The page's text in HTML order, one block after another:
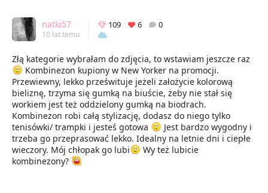
natki57
10 lat temu
109 6 0
Złą kategorie wybrałam do zdjęcia, to wstawiam jeszcze raz
Kombinezon kupiony w New Yorker na promocji.
Przewiewny, lekko prześwituje jeżeli założycie kolorową
bieliznę, trzyma się gumką na biuście, żeby nie stał się
workiem jest też oddzielony gumką na biodrach.
Kombinezon robi całą stylizację, dodasz do niego tylko
tenisówki/ trampki i jesteś gotowa
Jest bardzo wygodny i
trzeba go przeprasować lekko. Idealny na letnie dni i ciepłe
wieczory. Mój chłopak go lubi
Wy też lubicie
kombinezony?